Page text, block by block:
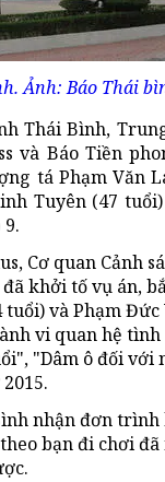
Ảnh: Báo Thái
Thái Bình,
và Báo Tiền
tá Phạm Văn
Tuyên (47
Cơ quan Cảnh
khởi tố vụ án,
và Phạm Đức
vi quan hệ
"Dâm ô đối với
nhận đơn trình
bạn đi chơi